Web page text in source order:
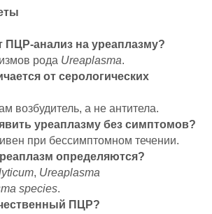
ПЦР-анализ на уреаплазму?
рода Ureaplasma.
от серологических
возбудитель, а не антитела.
уреаплазму без симптомов?
при бессимптомном течении.
определяются?
, Ureaplasma
species.
ПЦР?